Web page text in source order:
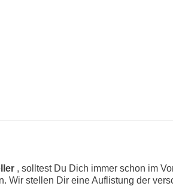
, solltest Du Dich immer schon im
Wir stellen Dir eine Auflistung der